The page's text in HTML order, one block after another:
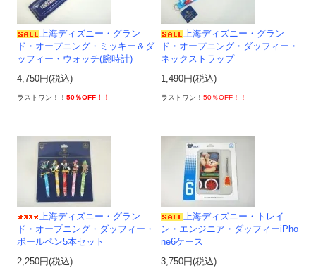
上海ディズニー・グラン
ド・オープニング・ミッキー＆ダ
ッフィー・ウォッチ(腕時計)
4,750円(税込)
ラストワン！！50％OFF！！
上海ディズニー・グラン
ド・オープニング・ダッフィー・
ネックストラップ
1,490円(税込)
ラストワン！50％OFF！！
上海ディズニー・グラン
ド・オープニング・ダッフィー・
ボールペン5本セット
2,250円(税込)
上海ディズニー・トレイ
ン・エンジニア・ダッフィーiPho
ne6ケース
3,750円(税込)